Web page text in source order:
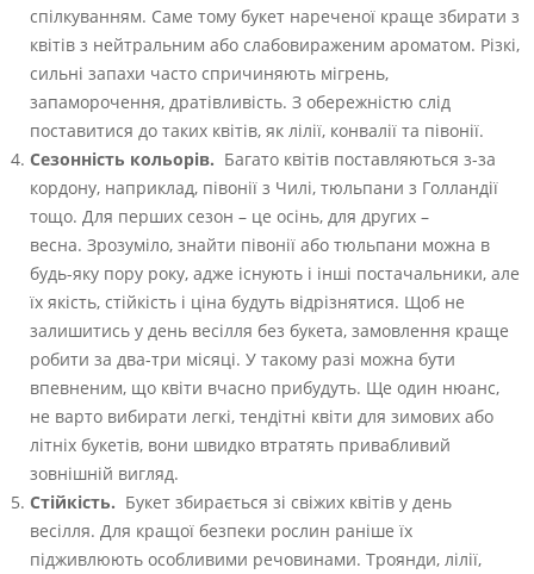
спілкуванням. Саме тому букет нареченої краще збирати з
квітів з нейтральним або слабовираженим ароматом. Різкі,
сильні запахи часто спричиняють мігрень,
запаморочення, дратівливість. З обережністю слід
поставитися до таких квітів, як лілії, конвалії та півонії.
Сезонність кольорів. Багато квітів поставляються з-за
кордону, наприклад, півонії з Чилі, тюльпани з Голландії
тощо. Для перших сезон – це осінь, для других –
весна. Зрозуміло, знайти півонії або тюльпани можна в
будь-яку пору року, адже існують і інші постачальники, але
їх якість, стійкість і ціна будуть відрізнятися. Щоб не
залишитись у день весілля без букета, замовлення краще
робити за два-три місяці. У такому разі можна бути
впевненим, що квіти вчасно прибудуть. Ще один нюанс,
не варто вибирати легкі, тендітні квіти для зимових або
літніх букетів, вони швидко втратять привабливий
зовнішній вигляд.
Стійкість. Букет збирається зі свіжих квітів у день
весілля. Для кращої безпеки рослин раніше їх
підживлюють особливими речовинами. Троянди, лілії,